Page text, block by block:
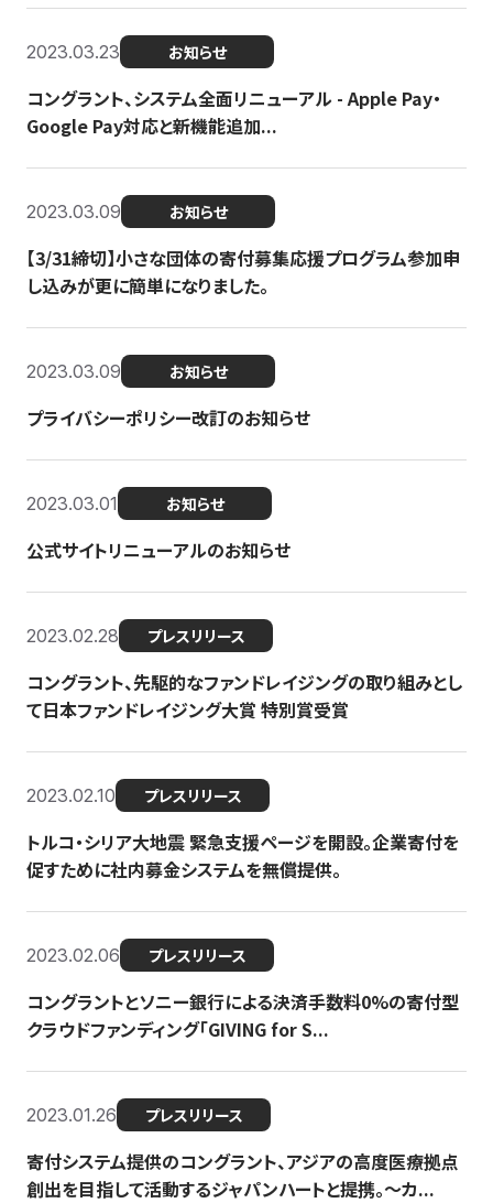
2023.03.23 お知らせ
コングラント、システム全面リニューアル - Apple Pay・
Google Pay対応と新機能追加...
2023.03.09 お知らせ
【3/31締切】小さな団体の寄付募集応援プログラム参加申
し込みが更に簡単になりました。
2023.03.09 お知らせ
プライバシーポリシー改訂のお知らせ
2023.03.01 お知らせ
公式サイトリニューアルのお知らせ
2023.02.28 プレスリリース
コングラント、先駆的なファンドレイジングの取り組みとし
て日本ファンドレイジング大賞 特別賞受賞
2023.02.10 プレスリリース
トルコ・シリア大地震 緊急支援ページを開設。企業寄付を
促すために社内募金システムを無償提供。
2023.02.06 プレスリリース
コングラントとソニー銀行による決済手数料0%の寄付型
クラウドファンディング「GIVING for S...
2023.01.26 プレスリリース
寄付システム提供のコングラント、アジアの高度医療拠点
創出を目指して活動するジャパンハートと提携。〜カ...